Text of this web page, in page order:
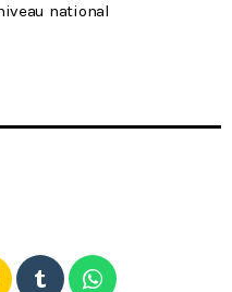
national